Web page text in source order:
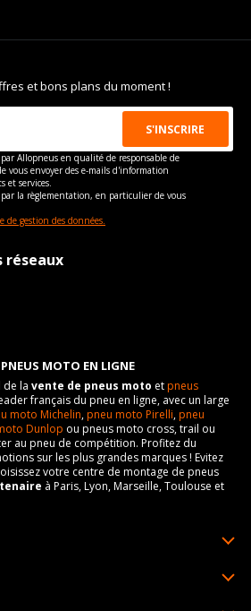
et bons plans du moment !
Allopneus en qualité de responsable de
envoyer des e-mails d'information
et services.
par la règlementation, en particulier de vous
de gestion des données.
réseaux
MOTO EN LIGNE
de la vente de pneus moto etpneus
français du pneu en ligne, avec un large
moto Michelin,pneu moto Pirelli,pneu
Dunlop ou pneus moto cross, trail ou
au pneu de compétition. Profitez du
sur les plus grandes marques ! Evitez
votre centre de montage de pneus
à Paris, Lyon, Marseille, Toulouse et